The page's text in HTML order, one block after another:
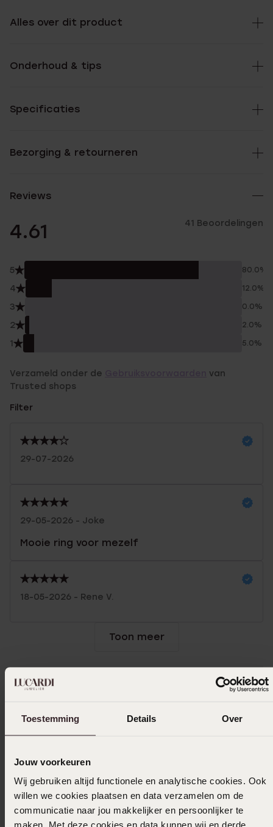
Toestemming Details Over
Jouw voorkeuren
Wij gebruiken altijd functionele en analytische cookies. Ook
willen we cookies plaatsen en data verzamelen om de
communicatie naar jou makkelijker en persoonlijker te
maken. Met deze cookies en data kunnen wij en derde
Alles over dit product
Onderhoud & tips
Specificaties
Bezorging & retourneren
Reviews
4.61 41 Beoordelingen
5 80.0%
4 12.0%
3 0.0%
2 2.0%
1 5.0%
Verzameld onder de
van
Trusted shops
Filter
29-07-2026
29-05-2026 - Joke
Mooie ring voor mezelf
18-05-2026 - Rene V.
Toon meer
Ook leuk voor jou